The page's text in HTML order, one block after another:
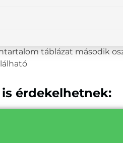
táblázat második
is érdekelhetnek: